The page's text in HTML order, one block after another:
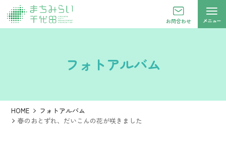
お問合わせ メニュー
フォトアルバム
HOME
フォトアルバム
春のおとずれ、だいこんの花が咲きました